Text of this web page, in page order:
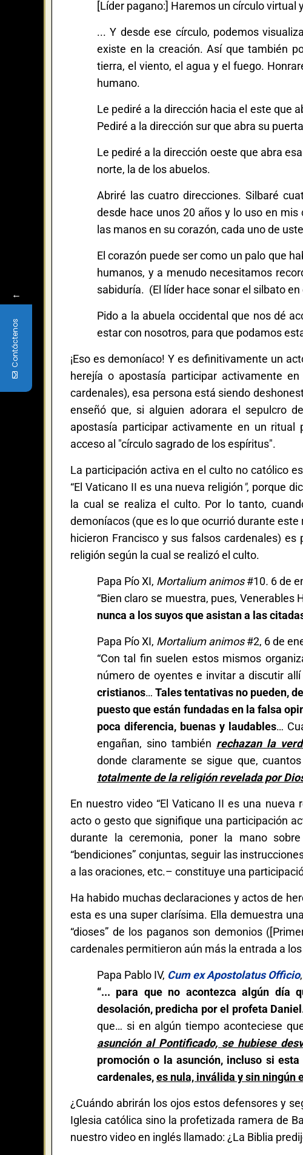
[Líder pagano:] Haremos un círculo
... Y desde ese círculo, podemos
existe en la creación. Así que también
tierra, el viento, el agua y el fuego.
humano.
Le pediré a la dirección hacia el este que
Pediré a la dirección sur que abra su
Le pediré a la dirección oeste que abra
norte, la de los abuelos.
Abriré las cuatro direcciones. Silbaré
desde hace unos 20 años y lo uso en
las manos en su corazón, cada uno de
El corazón puede ser como un palo que
humanos, y a menudo necesitamos
sabiduría. (El líder hace sonar el silbato
Pido a la abuela occidental que nos dé
estar con nosotros, para que podamos
¡Eso es demoníaco! Y es definitivamente un
herejía o apostasía participar activamente
cardenales), esa persona está siendo
enseñó que, si alguien adorara el sepulcro
apostasía participar activamente en un ritual
acceso al "círculo sagrado de los espíritus".
La participación activa en el culto no católico
“El Vaticano II es una nueva religión", porque
la cual se realiza el culto. Por lo tanto,
demoníacos (que es lo que ocurrió durante
hicieron Francisco y sus falsos cardenales)
religión según la cual se realizó el culto.
Papa Pío XI, Mortalium animos#10. 6 de
“Bien claro se muestra, pues, Venerables
nunca a los suyos que asistan a las
Papa Pío XI, Mortalium animos#2, 6 de
“Con tal fin suelen estos mismos
número de oyentes e invitar a discutir
cristianos… Tales tentativas no pueden,
puesto que están fundadas en la falsa
poca diferencia, buenas y laudables…
engañan, sino también rechazan la
donde claramente se sigue que,
totalmente de la religión revelada por
En nuestro video “El Vaticano II es una
acto o gesto que signifique una participación
durante la ceremonia, poner la mano
“bendiciones” conjuntas, seguir las
a las oraciones, etc.– constituye una
Ha habido muchas declaraciones y actos de
esta es una super clarísima. Ella demuestra
“dioses” de los paganos son demonios
cardenales permitieron aún más la entrada a
Papa Pablo IV, Cum ex Apostolatus Officio
“... para que no acontezca algún día
desolación, predicha por el profeta
que… si en algún tiempo aconteciese
asunción al Pontificado, se hubiese
promoción o la asunción, incluso si
cardenales,es nula, inválida y sin ningún
¿Cuándo abrirán los ojos estos defensores y
Iglesia católica sino la profetizada ramera de
nuestro video en inglés llamado: ¿La Biblia
←
Contáctenos